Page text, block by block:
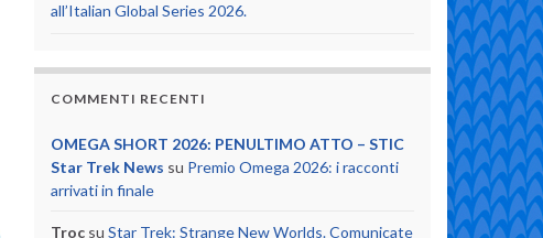
all’Italian Global Series 2026.
COMMENTI RECENTI
OMEGA SHORT 2026: PENULTIMO ATTO – STIC
Star Trek News su Premio Omega 2026: i racconti
arrivati in finale
Troc su Star Trek: Strange New Worlds. Comunicate